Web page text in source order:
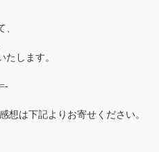
します。
想は下記よりお寄せください。